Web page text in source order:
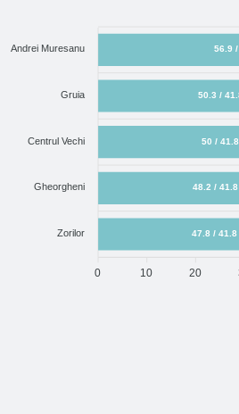
56.9
50.3 /
50 / 41.8
48.2 / 41.8
47.8 / 41.8
Andrei Muresanu
Gruia
Centrul Vechi
Gheorgheni
Zorilor
20
10
0